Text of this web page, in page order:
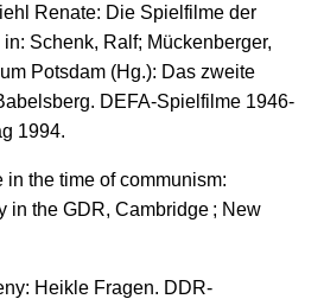
Renate: Die Spielfilme der
Schenk, Ralf; Mückenberger,
Potsdam (Hg.): Das zweite
DEFA-Spielfilme 1946-
1994.
in the time of communism:
in the GDR, Cambridge ; New
Heikle Fragen. DDR-